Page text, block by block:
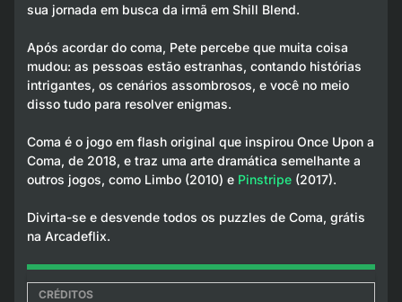
sua jornada em busca da irmã em Shill Blend.
Após acordar do coma, Pete percebe que muita coisa
mudou: as pessoas estão estranhas, contando histórias
intrigantes, os cenários assombrosos, e você no meio
disso tudo para resolver enigmas.
Coma é o jogo em flash original que inspirou Once Upon a
Coma, de 2018, e traz uma arte dramática semelhante a
outros jogos, como Limbo (2010) e Pinstripe(2017).
Divirta-se e desvende todos os puzzles de Coma, grátis
na Arcadeflix.